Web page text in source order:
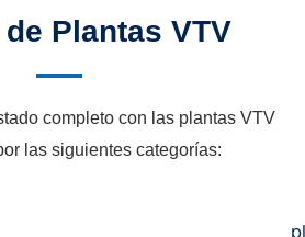
Plantas VTV
completo con las plantas VTV
las siguientes categorías: